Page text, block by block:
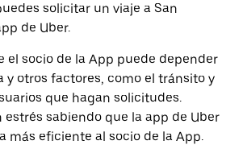
solicitar un viaje a San
de Uber.
el socio de la App puede depender
y otros factores, como el tránsito y
que hagan solicitudes.
estrés sabiendo que la app de Uber
más eficiente al socio de la App.